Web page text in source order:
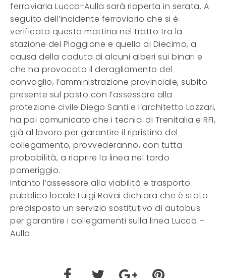
ferroviaria Lucca-Aulla sarà riaperta in serata. A
seguito dell’incidente ferroviario che si è
verificato questa mattina nel tratto tra la
stazione del Piaggione e quella di Diecimo, a
causa della caduta di alcuni alberi sui binari e
che ha provocato il deragliamento del
convoglio, l’amministrazione provinciale, subito
presente sul posto con l’assessore alla
protezione civile Diego Santi e l’architetto Lazzari,
ha poi comunicato che i tecnici di Trenitalia e RFI,
già al lavoro per garantire il ripristino del
collegamento, provvederanno, con tutta
probabilità, a riaprire la linea nel tardo
pomeriggio.
Intanto l’assessore alla viabilità e trasporto
pubblico locale Luigi Rovai dichiara che è stato
predisposto un servizio sostitutivo di autobus
per garantire i collegamenti sulla linea Lucca –
Aulla.